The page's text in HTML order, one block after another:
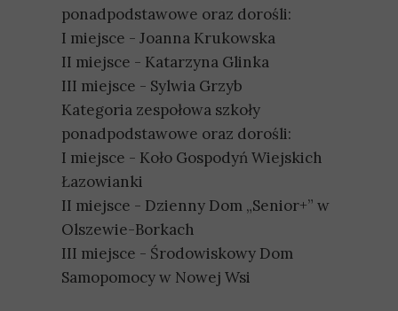
ponadpodstawowe oraz dorośli:
I miejsce - Joanna Krukowska
II miejsce - Katarzyna Glinka
III miejsce - Sylwia Grzyb
Kategoria zespołowa szkoły
ponadpodstawowe oraz dorośli:
I miejsce - Koło Gospodyń Wiejskich
Łazowianki
II miejsce - Dzienny Dom „Senior+” w
Olszewie-Borkach
III miejsce - Środowiskowy Dom
Samopomocy w Nowej Wsi